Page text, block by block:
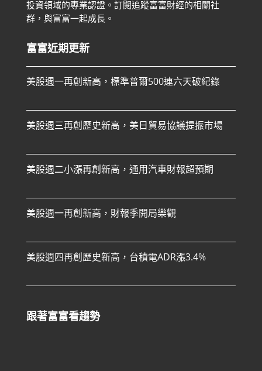
投資領域的專業認證。 訂閱追蹤富富財經的相關社
群，與富富一起成長。
富富近期更新
美股週一再創新高，標準普爾500連六天破紀錄
美股週三再創歷史新高，美日貿易協議提振市場
美股週二小漲再創新高，通用汽車財報超預期
美股週一再創新高，財報季開局樂觀
美股週四再創歷史新高，台積電ADR漲3.4%
跟著富富看趨勢